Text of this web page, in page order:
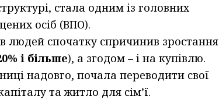
стала одним із головних
осіб (ВПО).
людей спочатку спричинив зростання
і більше), а згодом – і на купівлю.
надовго, почала переводити свої
та житло для сім’ї.